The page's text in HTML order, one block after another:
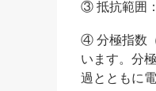
③ 抵抗範囲
④ 分極指数
います。分
過とともに